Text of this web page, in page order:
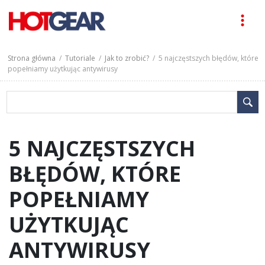
Strona główna /Tutoriale / Jak to zrobić? / 5 najczęstszych błędów, które
popełniamy użytkując antywirusy
5 NAJCZĘSTSZYCH
BŁĘDÓW, KTÓRE
POPEŁNIAMY
UŻYTKUJĄC
ANTYWIRUSY